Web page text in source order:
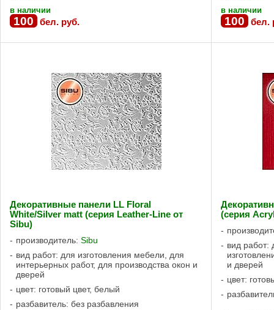
в наличии
100 бел. руб.
в наличии
100 бел.
Декоративные панели LL Floral
White/Silver matt (серия Leather-Line от
Sibu)
производитель: Sibu
вид работ: для изготовления мебели, для
интерьерных работ, для производства окон и
дверей
цвет: готовый цвет, белый
разбавитель: без разбавления
(серия
вид работ:
и дверей
цвет: